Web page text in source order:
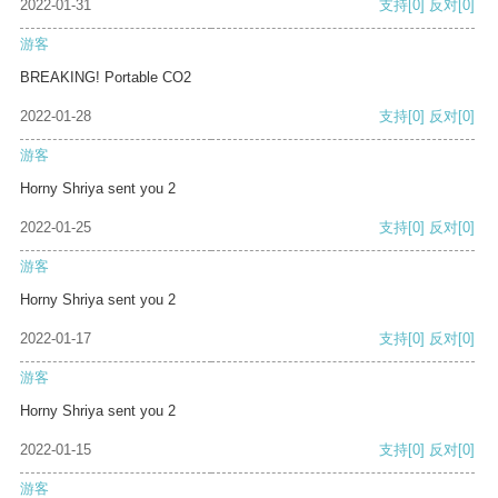
2022-01-31 支持 [0] 反对 [0]
游客
BREAKING! Portable CO2
2022-01-28 支持[0] 反对[0]
游客
Horny Shriya sent you 2
2022-01-25 支持[0] 反对[0]
游客
Horny Shriya sent you 2
2022-01-17 支持[0] 反对[0]
游客
Horny Shriya sent you 2
2022-01-15 支持[0] 反对[0]
游客